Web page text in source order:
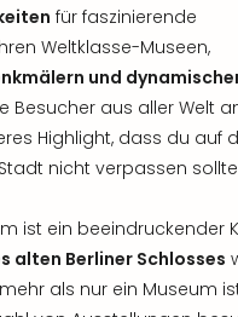
für faszinierende
Weltklasse-Museen,
und
Besucher aus aller Welt
Highlight, dass du auf
nicht verpassen
ist ein beeindruckender
alten Berliner Schlosses
als nur ein Museum